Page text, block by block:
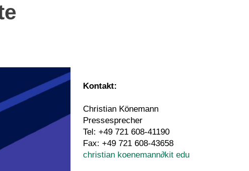
Kontakt:
Christian Könemann
Pressesprecher
Tel: +49 721 608-41190
Fax: +49 721 608-43658
christian koenemann∂kit edu